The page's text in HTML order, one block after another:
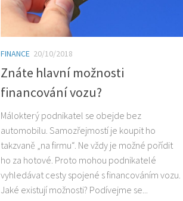
FINANCE 20/10/2018
Znáte hlavní možnosti
financování vozu?
Málokterý podnikatel se obejde bez
automobilu. Samozřejmostí je koupit ho
takzvaně „na firmu“. Ne vždy je možné pořídit
ho za hotové. Proto mohou podnikatelé
vyhledávat cesty spojené s financováním vozu.
Jaké existují možnosti? Podívejme se...